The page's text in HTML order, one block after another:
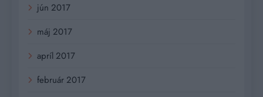
jún 2017
máj 2017
apríl 2017
február 2017